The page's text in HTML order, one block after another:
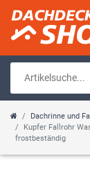
Dachrinne und
Kupfer Fallrohr
frostbeständig